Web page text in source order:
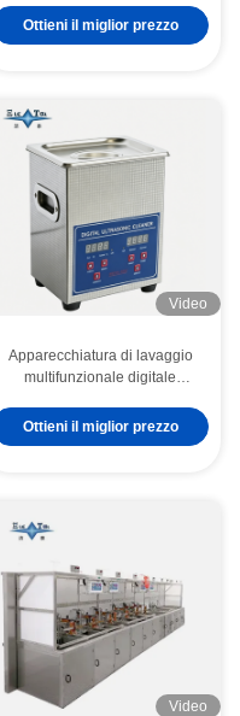
acciaio inossidabile per
laboratori commerciali
Ottieni il miglior prezzo
Video
Apparecchiatura di lavaggio
multifunzionale digitale
ultrasuoni commerciale in
acciaio inossidabile da 2L
Ottieni il miglior prezzo
Video